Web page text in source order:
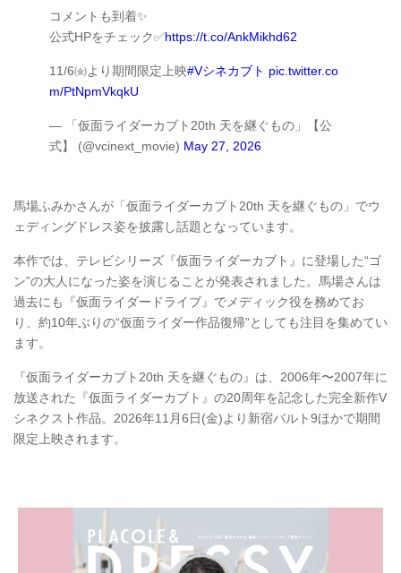
コメントも到着✨
公式HPをチェック✅https://t.co/AnkMikhd62
11/6㈮より期間限定上映#Vシネカブト pic.twitter.co
m/PtNpmVkqkU
— 「仮面ライダーカブト20th 天を継ぐもの」【公
式】 (@vcinext_movie) May 27, 2026
馬場ふみかさんが「仮面ライダーカブト20th 天を継ぐもの」でウ
ェディングドレス姿を披露し話題となっています。
本作では、テレビシリーズ『仮面ライダーカブト』に登場した“ゴ
ン”の大人になった姿を演じることが発表されました。馬場さんは
過去にも『仮面ライダードライブ』でメディック役を務めてお
り、約10年ぶりの“仮面ライダー作品復帰”としても注目を集めてい
ます。
『仮面ライダーカブト20th 天を継ぐもの』は、2006年〜2007年に
放送された『仮面ライダーカブト』の20周年を記念した完全新作V
シネクスト作品。2026年11月6日(金)より新宿バルト9ほかで期間
限定上映されます。